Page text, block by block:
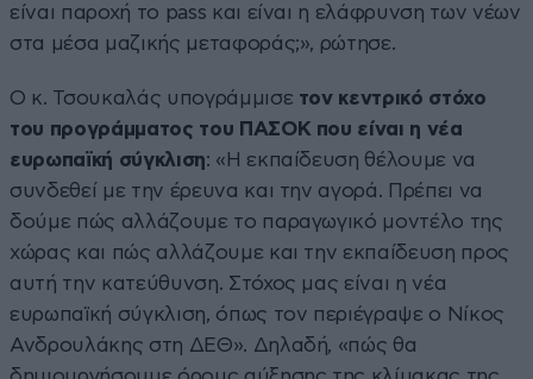
είναι παροχή το pass και είναι η ελάφρυνση των νέων
στα μέσα μαζικής μεταφοράς;», ρώτησε.
Ο κ. Τσουκαλάς υπογράμμισε τον κεντρικό στόχο
του προγράμματος του ΠΑΣΟΚ που είναι η νέα
ευρωπαϊκή σύγκλιση: «Η εκπαίδευση θέλουμε να
συνδεθεί με την έρευνα και την αγορά. Πρέπει να
δούμε πώς αλλάζουμε το παραγωγικό μοντέλο της
χώρας και πώς αλλάζουμε και την εκπαίδευση προς
αυτή την κατεύθυνση. Στόχος μας είναι η νέα
ευρωπαϊκή σύγκλιση, όπως τον περιέγραψε ο Νίκος
Ανδρουλάκης στη ΔΕΘ». Δηλαδή, «πώς θα